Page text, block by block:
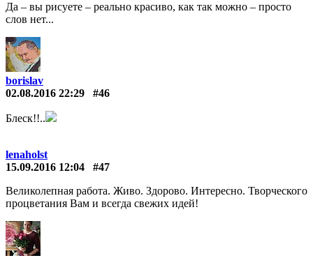
Да – вы рисуете – реально красиво, как так можно – просто
слов нет...
borislav
02.08.2016 22:29
#46
Блеск!!..
lenaholst
15.09.2016 12:04
#47
Великолепная работа. Живо. Здорово. Интересно. Творческого
процветания Вам и всегда свежих идей!